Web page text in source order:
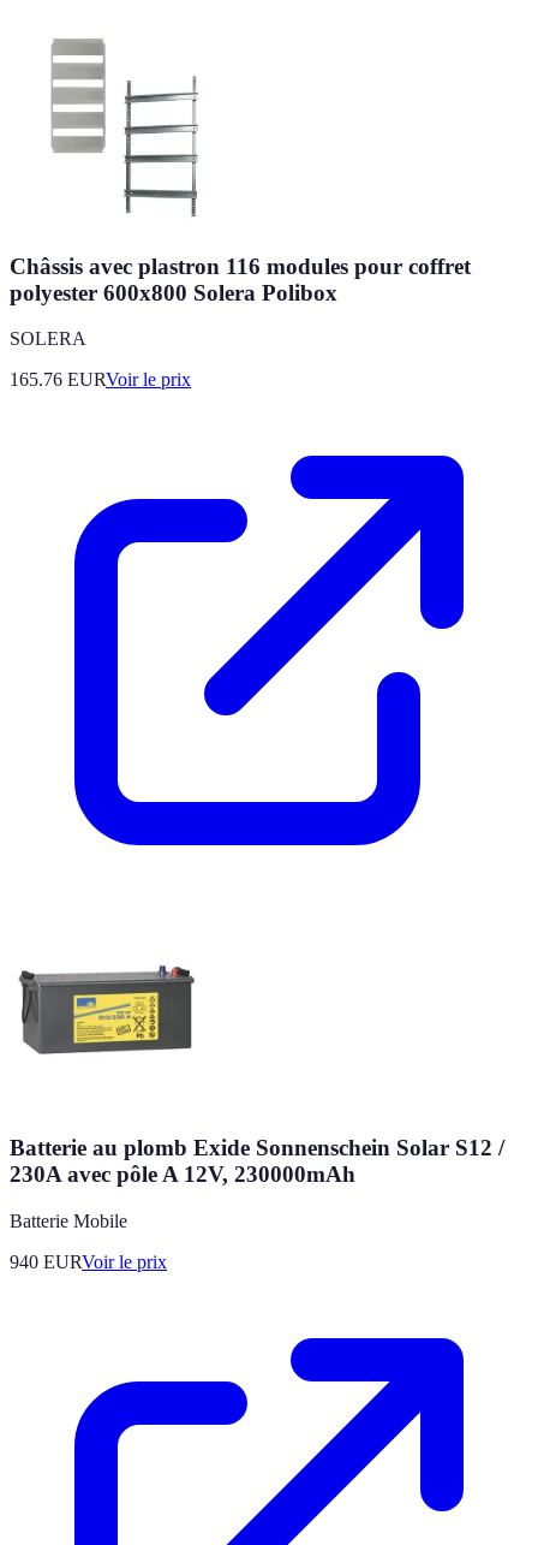
Châssis avec plastron 116 modules pour coffret
polyester 600x800 Solera Polibox
SOLERA
165.76 EURVoir le prix
Batterie au plomb Exide Sonnenschein Solar S12 /
230A avec pôle A 12V, 230000mAh
Batterie Mobile
940 EURVoir le prix